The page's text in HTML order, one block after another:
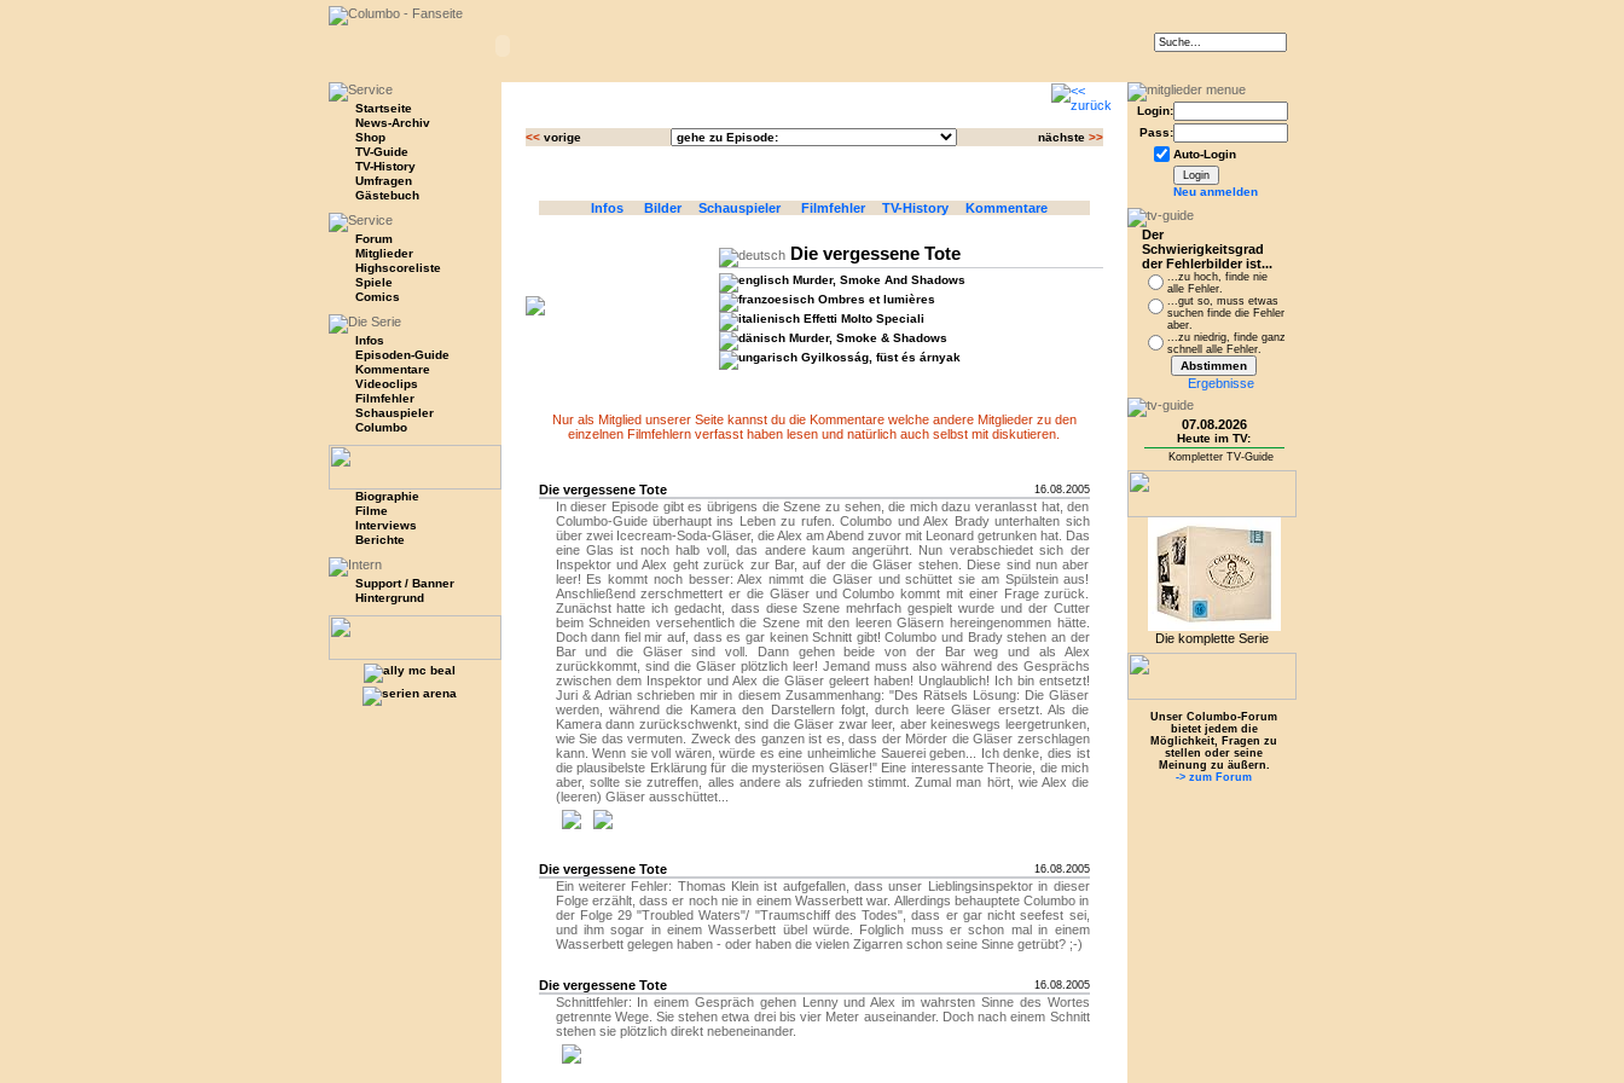
Startseite
News-Archiv
Shop
TV-Guide
TV-History
Umfragen
Gästebuch
Forum
Mitglieder
Highscoreliste
Spiele
Comics
Infos
Episoden-Guide
Kommentare
Videoclips
Filmfehler
Schauspieler
Columbo
Biographie
Filme
Interviews
Berichte
Support / Banner
Hintergrund
Login:
Pass:
Auto-Login
Neu anmelden
Der
Schwierigkeitsgrad
der Fehlerbilder ist...
...zu hoch, finde nie
alle Fehler.
...gut so, muss etwas
suchen finde die Fehler
aber.
...zu niedrig, finde ganz
schnell alle Fehler.
Ergebnisse
07.08.2026
Heute im TV:
Kompletter TV-Guide
Die komplette Serie
Unser Columbo-Forum
bietet jedem die
Möglichkeit, Fragen zu
stellen oder seine
Meinung zu äußern.
-> zum Forum
<<vorige nächste >>
Infos Bilder Schauspieler Filmfehler TV-History Kommentare
Die vergessene Tote
Murder, Smoke And Shadows
Ombres et lumières
Effetti Molto Speciali
Murder, Smoke & Shadows
Gyilkosság, füst és árnyak
Nur als Mitglied unserer Seite kannst du die Kommentare welche andere Mitglieder zu den
einzelnen Filmfehlern verfasst haben lesen und natürlich auch selbst mit diskutieren.
Die vergessene Tote 16.08.2005
In dieser Episode gibt es übrigens die Szene zu sehen, die mich dazu veranlasst hat, den
Columbo-Guide überhaupt ins Leben zu rufen. Columbo und Alex Brady unterhalten sich
über zwei Icecream-Soda-Gläser, die Alex am Abend zuvor mit Leonard getrunken hat. Das
eine Glas ist noch halb voll, das andere kaum angerührt. Nun verabschiedet sich der
Inspektor und Alex geht zurück zur Bar, auf der die Gläser stehen. Diese sind nun aber
leer! Es kommt noch besser: Alex nimmt die Gläser und schüttet sie am Spülstein aus!
Anschließend zerschmettert er die Gläser und Columbo kommt mit einer Frage zurück.
Zunächst hatte ich gedacht, dass diese Szene mehrfach gespielt wurde und der Cutter
beim Schneiden versehentlich die Szene mit den leeren Gläsern hereingenommen hätte.
Doch dann fiel mir auf, dass es gar keinen Schnitt gibt! Columbo und Brady stehen an der
Bar und die Gläser sind voll. Dann gehen beide von der Bar weg und als Alex
zurückkommt, sind die Gläser plötzlich leer! Jemand muss also während des Gesprächs
zwischen dem Inspektor und Alex die Gläser geleert haben! Unglaublich! Ich bin entsetzt!
Juri & Adrian schrieben mir in diesem Zusammenhang: "Des Rätsels Lösung: Die Gläser
werden, während die Kamera den Darstellern folgt, durch leere Gläser ersetzt. Als die
Kamera dann zurückschwenkt, sind die Gläser zwar leer, aber keineswegs leergetrunken,
wie Sie das vermuten. Zweck des ganzen ist es, dass der Mörder die Gläser zerschlagen
kann. Wenn sie voll wären, würde es eine unheimliche Sauerei geben... Ich denke, dies ist
die plausibelste Erklärung für die mysteriösen Gläser!" Eine interessante Theorie, die mich
aber, sollte sie zutreffen, alles andere als zufrieden stimmt. Zumal man hört, wie Alex die
(leeren) Gläser ausschüttet...
Die vergessene Tote 16.08.2005
Ein weiterer Fehler: Thomas Klein ist aufgefallen, dass unser Lieblingsinspektor in dieser
Folge erzählt, dass er noch nie in einem Wasserbett war. Allerdings behauptete Columbo in
der Folge 29 "Troubled Waters"/ "Traumschiff des Todes", dass er gar nicht seefest sei,
und ihm sogar in einem Wasserbett übel würde. Folglich muss er schon mal in einem
Wasserbett gelegen haben - oder haben die vielen Zigarren schon seine Sinne getrübt? ;-)
Die vergessene Tote 16.08.2005
Schnittfehler: In einem Gespräch gehen Lenny und Alex im wahrsten Sinne des Wortes
getrennte Wege. Sie stehen etwa drei bis vier Meter auseinander. Doch nach einem Schnitt
stehen sie plötzlich direkt nebeneinander.